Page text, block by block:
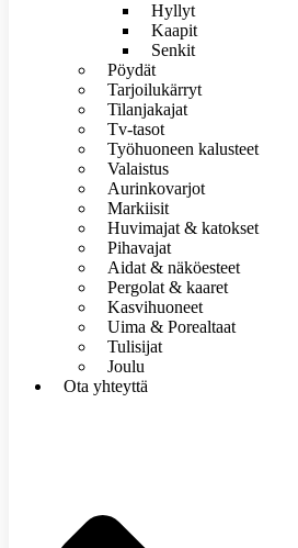
Hyllyt
Kaapit
Senkit
Pöydät
Tarjoilukärryt
Tilanjakajat
Tv-tasot
Työhuoneen kalusteet
Valaistus
Aurinkovarjot
Markiisit
Huvimajat & katokset
Pihavajat
Aidat & näköesteet
Pergolat & kaaret
Kasvihuoneet
Uima & Porealtaat
Tulisijat
Joulu
Ota yhteyttä